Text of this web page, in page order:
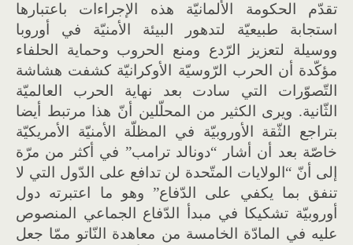
تقدّم الحكومة الألمانيّة هذه الإجراءات باعتبارها
استجابة طبيعيّة لتدهور البيئة الأمنيّة في أوروبا
ووسيلة لتعزيز الرّدع ومنع الحروب وحماية الحلفاء
مؤكّدة أن الحرب الرّوسيّة الأوكرانيّة كشفت هشاشة
التّصوّرات التي سادت بعد نهاية الحرب العالميّة
الثّانية. ويرى الكثير من المحلّلين أنّ هذا مرتبط أيضا
بتراجع الثّقة الأوروبيّة في المظلّة الأمنيّة الأمريكيّة
خاصّة بعد أن أشار “دونالد ترامب” في أكثر من مرّة
إلى أنّ “الولايات المتّحدة لن تدافع على الدّول التي لا
تنفق بما يكفي على الدّفاع” وهو ما اعتبرته دول
أوروبيّة تشكيكا في مبدأ الدّفاع الجماعي المنصوص
عليه في المادّة الخامسة من معاهدة النّاتو ممّا جعل